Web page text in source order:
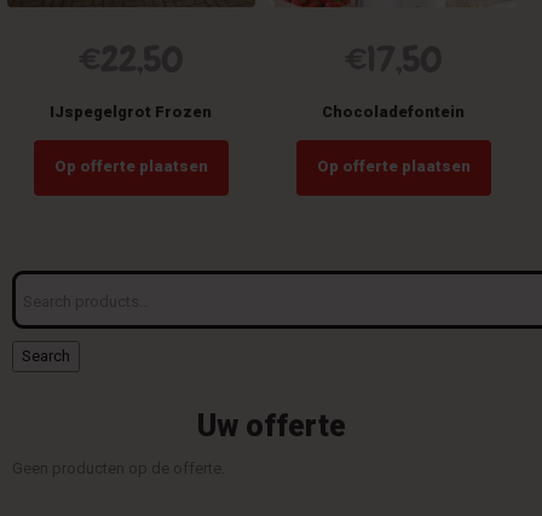
IJspegelgrot Frozen
Op offerte plaatsen
Chocoladefontein
Op offerte plaatsen
Search
Search
Uw offerte
Geen producten op de offerte.